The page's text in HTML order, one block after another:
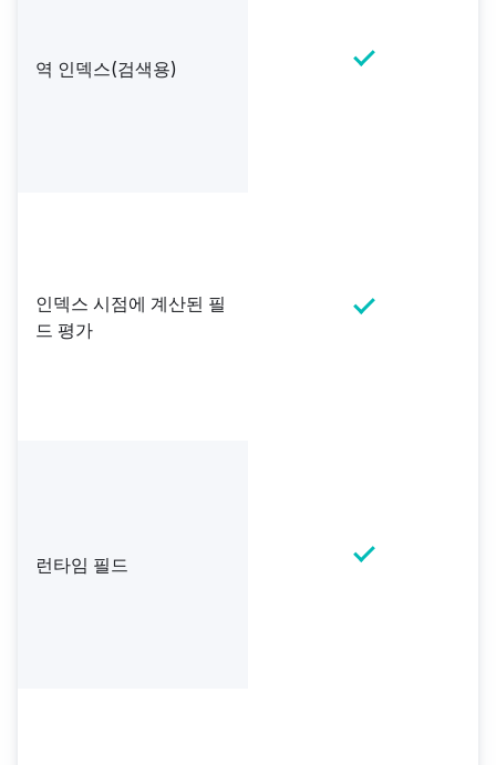
역 인덱스(검색용)
인덱스 시점에 계산된 필
드 평가
런타임 필드